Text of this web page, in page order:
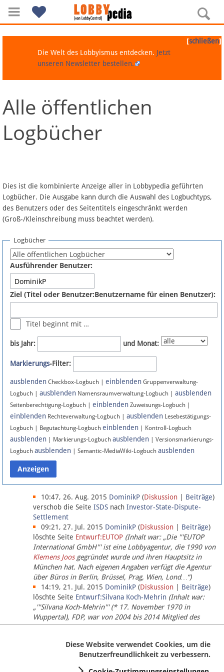
Navigation
Über Lobbypedia
Artikel nach Kategorien
FAQ
Fördermitglied werden
Fehler melden
Newsletter
Bluesky
Facebook
Instagram
Anmelden
Datenschutz
Über Lobbypedia
Impressum
[schließen]
Die Welt des Lobbyismus entdecken. Jetzt
unseren Newsletter bestellen.
Alle öffentlichen
Logbücher
Dies ist die kombinierte Anzeige aller in Lobbypedia geführten
Logbücher. Die Ausgabe kann durch die Auswahl des Logbuchtyps,
des Benutzers oder des Seitentitels eingeschränkt werden
(Groß-/Kleinschreibung muss beachtet werden).
Logbücher
Ausführender Benutzer:
Ziel (Titel oder Benutzer:Benutzername für einen Benutzer):
Titel beginnt mit …
bis Jahr: und Monat:
Markierungs-Filter:
ausblenden Checkbox-Logbuch | einblenden Gruppenverwaltung-
Logbuch | ausblenden Namensraumverwaltung-Logbuch | ausblenden
Seitenberechtigung-Logbuch | einblenden Zuweisungs-Logbuch |
einblenden Rechteverwaltung-Logbuch | ausblenden Lesebestätigungs-
Logbuch | Begutachtung-Logbuch einblenden | Kontroll-Logbuch
ausblenden | Markierungs-Logbuch ausblenden | Versionsmarkierungs-
Logbuch ausblenden | Semantic-MediaWiki-Logbuch ausblenden
10:47, 26. Aug. 2015 DominikP (Diskussion Beiträge)
verschob die Seite ISDS nach Investor-State-Dispute-
Settlement
09:21, 27. Jul. 2015 DominikP (Diskussion Beiträge)
löschte Seite Entwurf:EUTOP (Inhalt war: „Die '''EUTOP
International GmbH''' ist eine Lobbyagentur, die 1990 von
Klemens Joosgegründet wurde und ihren Hauptsitz in
München hat. Nach eigenen Angaben verfügt die Agentur
über Büros in Berlin, Brüssel, Prag, Wien, Lond…“)
14:19, 21. Jul. 2015 DominikP (Diskussion Beiträge)
löschte Seite Entwurf:Silvana Koch-Mehrin (Inhalt war:
„'''Silvana Koch-Mehrin''' (* 17. November 1970 in
Wuppertal), FDP, war von 2004 bis 2014 Mitglied des
Europäischen Parlaments, seit November 2014 ist sie für
Diese Website verwendet Cookies, um die
Benutzerfreundlichkeit zu verbessern.